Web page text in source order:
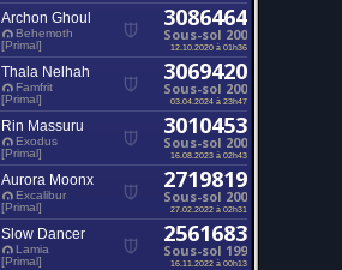
Archon Ghoul
Behemoth
[Primal]
3086464
Sous-sol 200
12.10.2020 à 01h36
Thala Nelhah
Famfrit
[Primal]
3069420
Sous-sol 200
03.04.2024 à 23h47
Rin Massuru
Exodus
[Primal]
3010453
Sous-sol 200
16.08.2023 à 02h43
Aurora Moonx
Excalibur
[Primal]
2719819
Sous-sol 200
27.02.2022 à 02h31
Slow Dancer
Lamia
[Primal]
2561683
Sous-sol 199
16.11.2022 à 00h13